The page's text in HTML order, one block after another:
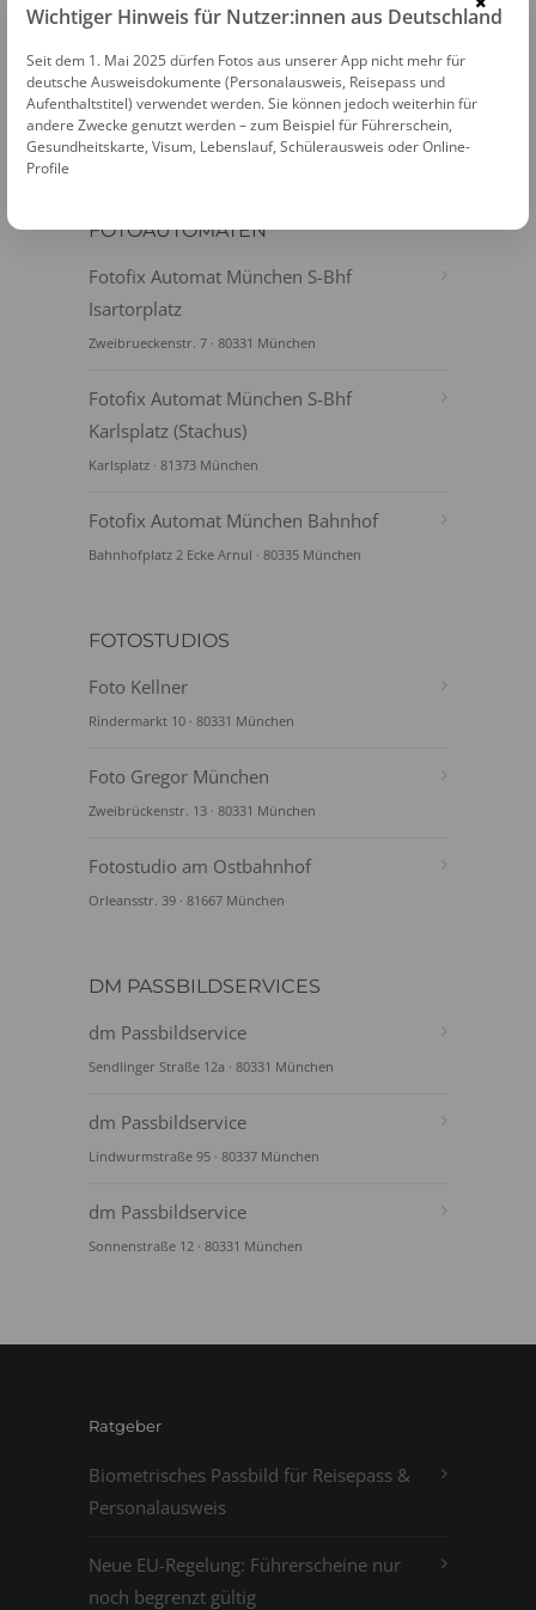
PASSFOTOS ONLINE ERSTELLEN
FOTOAUTOMATEN
Fotofix Automat München S-Bhf
Isartorplatz
Zweibrueckenstr. 7 · 80331 München
Fotofix Automat München S-Bhf
Karlsplatz (Stachus)
Karlsplatz · 81373 München
Fotofix Automat München Bahnhof
Bahnhofplatz 2 Ecke Arnul · 80335 München
FOTOSTUDIOS
Foto Kellner
Rindermarkt 10 · 80331 München
Foto Gregor München
Zweibrückenstr. 13 · 80331 München
Fotostudio am Ostbahnhof
Orleansstr. 39 · 81667 München
DM PASSBILDSERVICES
dm Passbildservice
Sendlinger Straße 12a · 80331 München
dm Passbildservice
Lindwurmstraße 95 · 80337 München
dm Passbildservice
Sonnenstraße 12 · 80331 München
Ratgeber
Biometrisches Passbild für Reisepass &
Personalausweis
Neue EU-Regelung: Führerscheine nur
noch begrenzt gültig
Wichtiger Hinweis für Nutzer:innen aus Deutschland
Seit dem 1. Mai 2025 dürfen Fotos aus unserer App nicht mehr für
deutsche Ausweisdokumente (Personalausweis, Reisepass und
Aufenthaltstitel) verwendet werden. Sie können jedoch weiterhin für
andere Zwecke genutzt werden – zum Beispiel für Führerschein,
Gesundheitskarte, Visum, Lebenslauf, Schülerausweis oder Online-
Profile